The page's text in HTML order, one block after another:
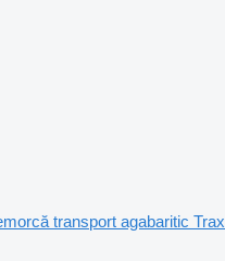
transport agabaritic Trax